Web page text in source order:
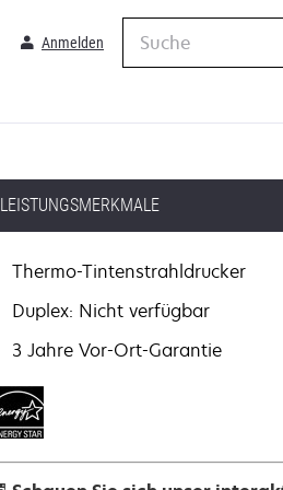
Anmelden
Suche
LEISTUNGSMERKMALE
Thermo-Tintenstrahldrucker
Duplex: Nicht verfügbar
3 Jahre Vor-Ort-Garantie